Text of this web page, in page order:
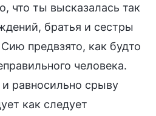
что ты высказалась так
братья и сестры
предвзято, как будто
человека.
и равносильно срыву
как следует